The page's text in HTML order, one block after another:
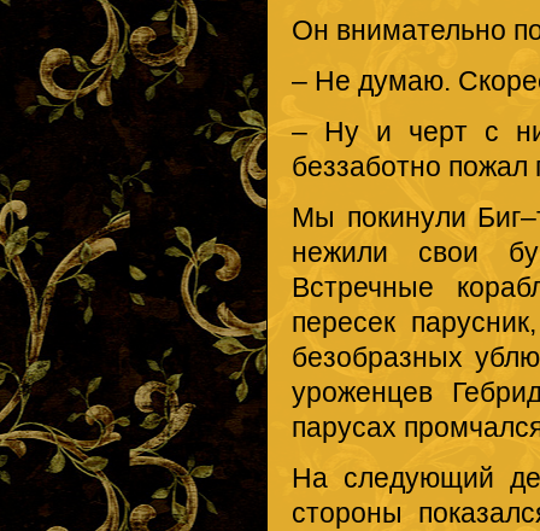
Он внимательно
– Не думаю.
– Ну и черт с
беззаботно пожал
Мы покинули
нежили свои
Встречные
пересек
безобразных
уроженцев
парусах
На следующий
стороны